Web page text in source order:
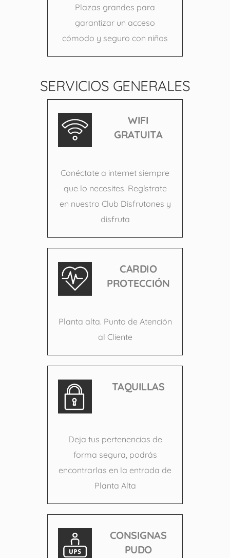
Plazas grandes para
garantizar un acceso
cómodo y seguro con niños
SERVICIOS GENERALES
WIFI
GRATUITA
Conéctate a internet siempre
que lo necesites. Regístrate
en nuestro Club Disfrutones y
disfruta
CARDIO
PROTECCIÓN
Planta alta. Punto de Atención
al Cliente
TAQUILLAS
Deja tus pertenencias de
forma segura, podrás
encontrarlas en la entrada de
Planta Alta
CONSIGNAS
PUDO